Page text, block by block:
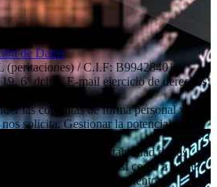
de Datos
(peritaciones) / C.I.F: B99428401 /
6º dcha / E-mail ejercicio de derechos:
las consultas de forma personal y
solicita. Gestionar la potencial
supresión y portabilidad de tus
a su tratamiento, así como a no ser
únicamente en el tratamiento